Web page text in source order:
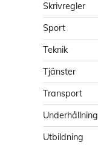
Skrivregler
Sport
Teknik
Tjänster
Transport
Underhållning
Utbildning